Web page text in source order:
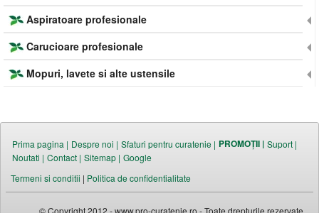
Aspiratoare profesionale
Carucioare profesionale
Mopuri, lavete si alte ustensile
Prima pagina | Despre noi | Sfaturi pentru curatenie | PROMOȚII | Suport |
Noutati | Contact | Sitemap | Google
Termeni si conditii | Politica de confidentialitate
© Copyright 2012 - www.pro-curatenie.ro - Toate drepturile rezervate